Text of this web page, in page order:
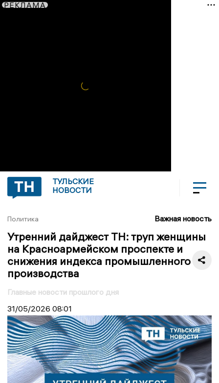
РЕКЛАМА
ТУЛЬСКИЕ
НОВОСТИ
Политика Важная новость
Утренний дайджест ТН: труп женщины
на Красноармейском проспекте и
снижения индекса промышленного
производства
Главные новости прошлого дня
31/05/2026 08:01